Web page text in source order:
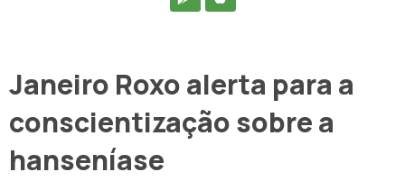
Janeiro Roxo alerta para a
conscientização sobre a
hanseníase